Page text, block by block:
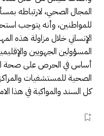
المجال الصحي، لارتباطه
للمواطنين، وأنه يتوجب
الإنساني خلال مزاولة هذه
المسؤولين الجهويين
أساس في الحرص على صحة
الصحية للمستشفيات
كل السند والمواكبة في هذا